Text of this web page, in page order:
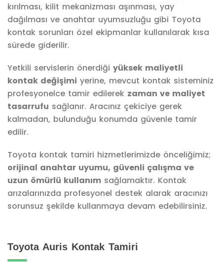
kırılması, kilit mekanizması aşınması, yay
dağılması ve anahtar uyumsuzluğu gibi Toyota
kontak sorunları özel ekipmanlar kullanılarak kısa
sürede giderilir.
Yetkili servislerin önerdiği yüksek maliyetli
kontak değişimi yerine, mevcut kontak sisteminiz
profesyonelce tamir edilerek zaman ve maliyet
tasarrufu sağlanır. Aracınız çekiciye gerek
kalmadan, bulunduğu konumda güvenle tamir
edilir.
Toyota kontak tamiri hizmetlerimizde önceliğimiz;
orijinal anahtar uyumu, güvenli çalışma ve
uzun ömürlü kullanım sağlamaktır. Kontak
arızalarınızda profesyonel destek alarak aracınızı
sorunsuz şekilde kullanmaya devam edebilirsiniz.
Toyota Auris Kontak Tamiri